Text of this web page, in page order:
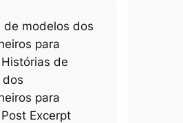
de modelos dos
para
de
dos
para
Excerpt